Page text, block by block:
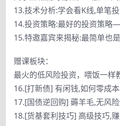
13.技术分析:学会看K线,单笔
14.投资策略:最好的投资策略
15.特邀嘉宾来揭秘:最简单也
赠课板块：
最火的低风险投资，喂饭一样
16.[打新债] 有闲钱,如何零成
17.[国债逆回购] 薅羊毛,无风
18.[货基套利技巧] 高级技巧,